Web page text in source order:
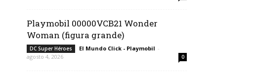
Playmobil 00000VCB21 Wonder
Woman (figura grande)
DC Super Héroes El Mundo Click - Playmobil -
agosto 4, 2026
0